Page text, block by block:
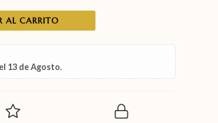
AL CARRITO
13 de Agosto.